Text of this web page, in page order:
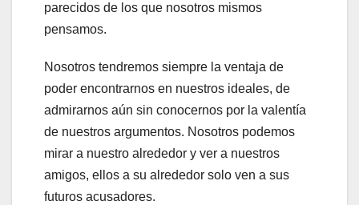
parecidos de los que nosotros mismos
pensamos.
Nosotros tendremos siempre la ventaja de
poder encontrarnos en nuestros ideales, de
admirarnos aún sin conocernos por la valentía
de nuestros argumentos. Nosotros podemos
mirar a nuestro alrededor y ver a nuestros
amigos, ellos a su alrededor solo ven a sus
futuros acusadores.